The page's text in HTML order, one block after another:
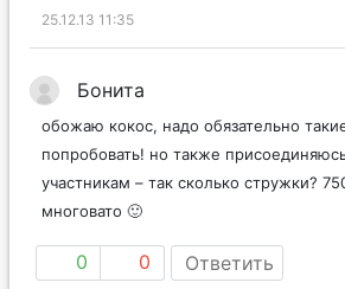
25.12.13 11:35
Бонита
обожаю кокос, надо обязательно
попробовать! но также
участникам – так сколько стружки?
многовато 🙂
0 0 Ответить